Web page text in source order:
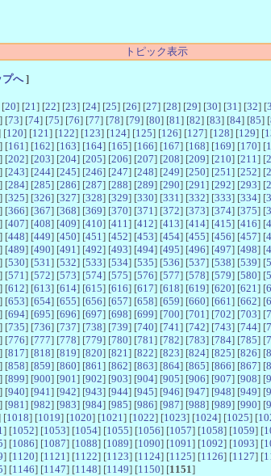
トピック表示
プへ]
20] [21 ] [22] [23] [24] [25] [26] [27] [28] [29] [30] [31 ] [32] [
] [73] [74] [75] [76] [77] [78] [79] [80] [81 ] [82] [83] [84] [85] [
[120] [121 ] [122] [123] [124] [125] [126] [127] [128] [129] [
] [161 ] [162] [163] [164] [165] [166] [167] [168] [169] [170] [
] [202] [203] [204] [205] [206] [207] [208] [209] [210] [211 ] [
] [243] [244] [245] [246] [247] [248] [249] [250] [251 ] [252] [
] [284] [285] [286] [287] [288] [289] [290] [291 ] [292] [293] [
[325] [326] [327] [328] [329] [330] [331 ] [332] [333] [334] [
] [366] [367] [368] [369] [370] [371 ] [372] [373] [374] [375] [
] [407] [408] [409] [410] [411 ] [412] [413] [414] [415] [416] [
] [448] [449] [450] [451 ] [452] [453] [454] [455] [456] [457] [
] [489] [490] [491 ] [492] [493] [494] [495] [496] [497] [498] [
] [530] [531 ] [532] [533] [534] [535] [536] [537] [538] [539] [
] [571 ] [572] [573] [574] [575] [576] [577] [578] [579] [580] [
] [612] [613] [614] [615] [616] [617] [618] [619] [620] [621 ] [
] [653] [654] [655] [656] [657] [658] [659] [660] [661 ] [662] [
] [694] [695] [696] [697] [698] [699] [700] [701 ] [702] [703] [
[735] [736] [737] [738] [739] [740] [741 ] [742] [743] [744] [
] [776] [777] [778] [779] [780] [781 ] [782] [783] [784] [785] [
] [817] [818] [819] [820] [821 ] [822] [823] [824] [825] [826] [
] [858] [859] [860] [861 ] [862] [863] [864] [865] [866] [867] [
] [899] [900] [901 ] [902] [903] [904] [905] [906] [907] [908] [
] [940] [941 ] [942] [943] [944] [945] [946] [947] [948] [949] [
] [981 ] [982] [983] [984] [985] [986] [987] [988] [989] [990] [
[1018] [1019] [1020] [1021 ] [1022] [1023] [1024] [1025] [
] [1052] [1053] [1054] [1055] [1056] [1057] [1058] [1059] [
] [1086] [1087] [1088] [1089] [1090] [1091 ] [1092] [1093] [
] [1120] [1121 ] [1122] [1123] [1124] [1125] [1126] [1127] [
] [1146] [1147] [1148] [1149] [1150] [1151]